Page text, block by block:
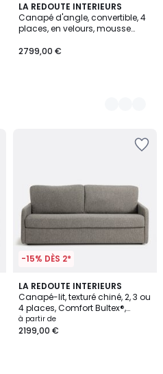
LA REDOUTE INTERIEURS
Canapé d'angle, convertible, 4
places, en velours, mousse
2799,00 €
7
Couleurs
-15% DÈS 2*
LA REDOUTE INTERIEURS
Canapé-lit, texturé chiné, 2, 3 ou
4 places, Comfort Bultex®,
Marta
à partir de
2199,00 €
3
Couleurs